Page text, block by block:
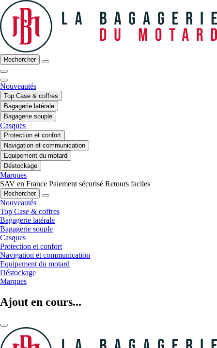
Rechercher
Nouveautés
Top Case & coffres
Bagagerie latérale
Bagagerie souple
Casques
Protection et confort
Navigation et communication
Equipement du motard
Déstockage
Marques
SAV en France Paiement sécurisé Retours faciles
Rechercher
Nouveautés
Top Case & coffres
Bagagerie latérale
Bagagerie souple
Casques
Protection et confort
Navigation et communication
Equipement du motard
Déstockage
Marques
Ajout en cours...